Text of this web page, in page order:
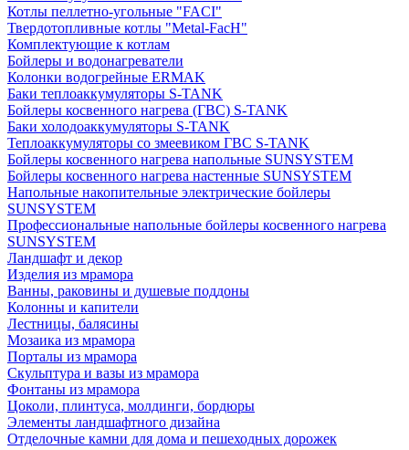
Котлы пеллетно-угольные "FACI"
Твердотопливные котлы "Metal-FacH"
Комплектующие к котлам
Бойлеры и водонагреватели
Колонки водогрейные ERMAK
Баки теплоаккумуляторы S-TANK
Бойлеры косвенного нагрева (ГВС) S-TANK
Баки холодоаккумуляторы S-TANK
Теплоаккумуляторы со змеевиком ГВС S-TANK
Бойлеры косвенного нагрева напольные SUNSYSTEM
Бойлеры косвенного нагрева настенные SUNSYSTEM
Напольные накопительные электрические бойлеры
SUNSYSTEM
Профессиональные напольные бойлеры косвенного нагрева
SUNSYSTEM
Ландшафт и декор
Изделия из мрамора
Ванны, раковины и душевые поддоны
Колонны и капители
Лестницы, балясины
Мозаика из мрамора
Порталы из мрамора
Скульптура и вазы из мрамора
Фонтаны из мрамора
Цоколи, плинтуса, молдинги, бордюры
Элементы ландшафтного дизайна
Отделочные камни для дома и пешеходных дорожек